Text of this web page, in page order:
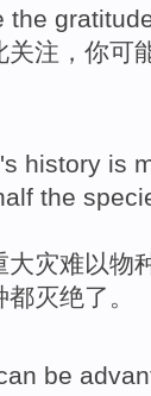
the
关注 ， 你可
's history is
the
大灾难以物
都灭绝了。
be